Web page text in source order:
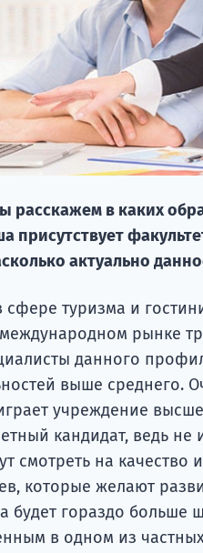
расскажем в каких
присутствует
актуально
туризма и
рынке
данного
выше среднего.
учреждение
кандидат, ведь не
смотреть на качество
которые желают
будет гораздо больше
в одном из